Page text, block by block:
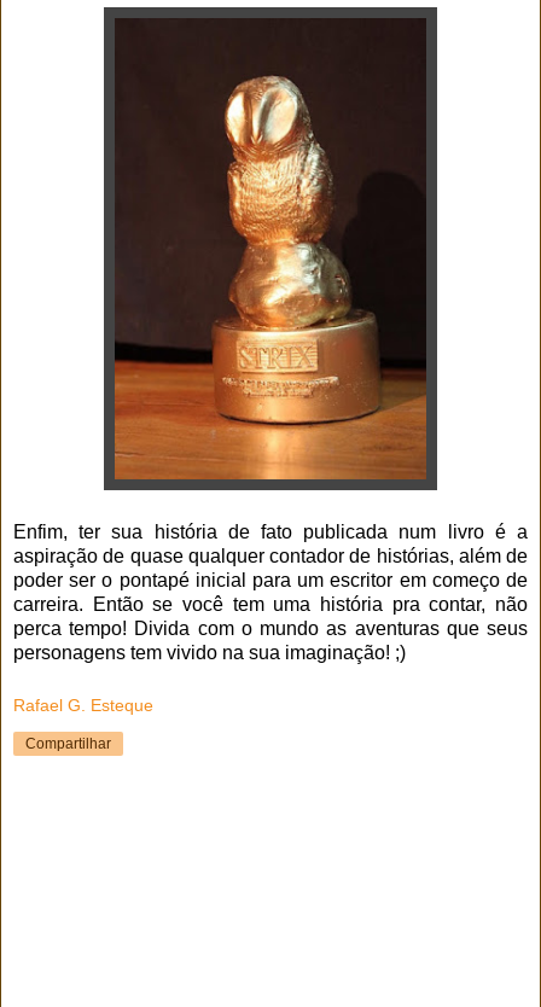
Enfim, ter sua história de fato publicada num livro é a
aspiração de quase qualquer contador de histórias, além de
poder ser o pontapé inicial para um escritor em começo de
carreira.
Então se você tem uma história pra contar, não
perca tempo! Divida com o mundo as aventuras que seus
personagens tem vivido na sua imaginação! ;)
Rafael G. Esteque
Compartilhar